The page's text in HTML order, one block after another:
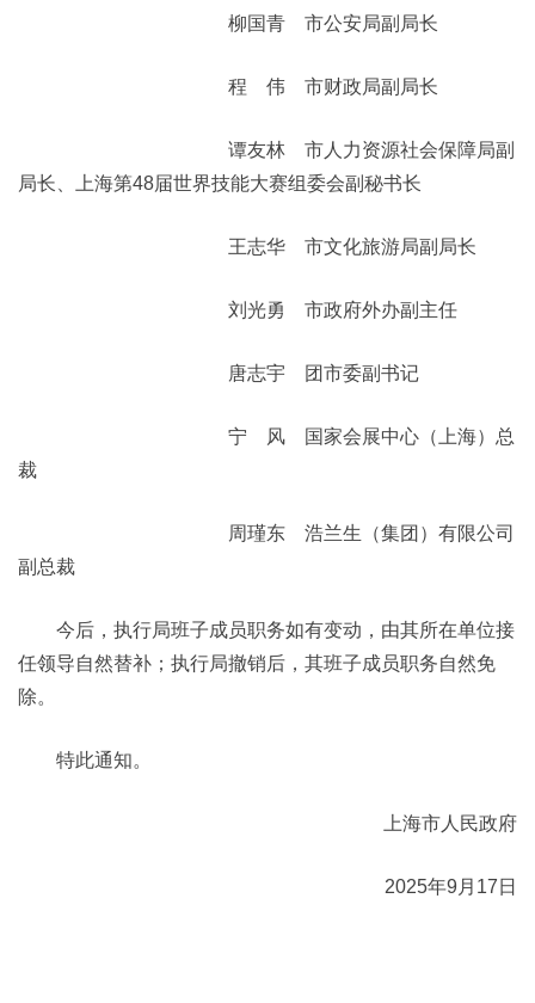
柳国青 市公安局副局长
程 伟 市财政局副局长
谭友林 市人力资源社会保障局副
局长、上海第48届世界技能大赛组委会副秘书长
王志华 市文化旅游局副局长
刘光勇 市政府外办副主任
唐志宇 团市委副书记
宁 风 国家会展中心（上海）总
裁
周瑾东 浩兰生（集团）有限公司
副总裁
今后，执行局班子成员职务如有变动，由其所在单位接
任领导自然替补；执行局撤销后，其班子成员职务自然免
除。
特此通知。
上海市人民政府
2025年9月17日